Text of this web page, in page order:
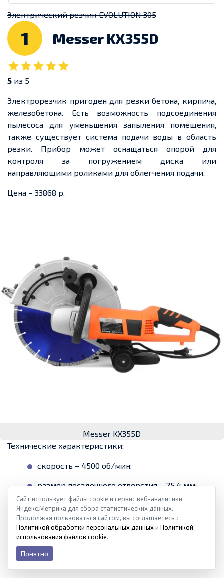
Электрический резчик EVOLUTION 305
1 Messer KX355D
5 из 5
Электрорезчик пригоден для резки бетона, кирпича,
железобетона. Есть возможность подсоединения
пылесоса для уменьшения запыления помещения,
также существует система подачи воды в область
резки. Прибор может оснащаться опорой для
контроля за погружением диска или
направляющими роликами для облегчения подачи.
Цена – 33868 р.
Messer KX355D
Технические характеристики:
скорость – 4500 об/мин;
размер посадочного отверстия – 25,4 мм;
мощность – 2600 Вт;
глубина пиления – 125 мм;
плавный запуск – есть;
диаметр диска – 355 мм;
Сайт использует файлы cookie и сервис веб-аналитики
Яндекс.Метрика для сбора статистических данных.
Продолжая пользоваться сайтом, вы соглашаетесь с
Политикой обработки персональных данных и Политикой
использования файлов cookie.
Понятно